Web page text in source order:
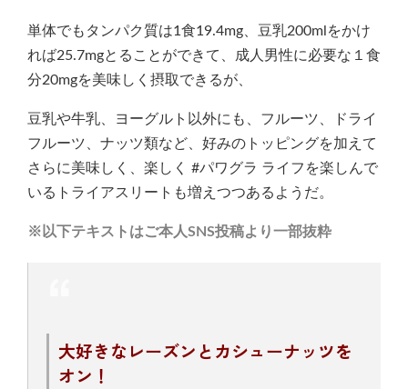
単体でもタンパク質は1食19.4mg、豆乳200mlをかけ
れば25.7mgとることができて、成人男性に必要な１食
分20mgを美味しく摂取できるが、
豆乳や牛乳、ヨーグルト以外にも、フルーツ、ドライ
フルーツ、ナッツ類など、好みのトッピングを加えて
さらに美味しく、楽しく #パワグラ ライフを楽しんで
いるトライアスリートも増えつつあるようだ。
※以下テキストはご本人SNS投稿より一部抜粋
大好きなレーズンとカシューナッツを
オン！